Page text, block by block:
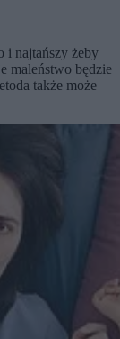
i najtańszy żeby
maleństwo będzie
także może